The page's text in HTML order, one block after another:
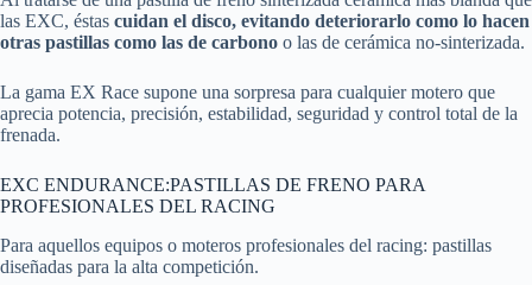
las EXC, éstas cuidan el disco, evitando deteriorarlo como lo hacen
otras pastillas como las de carbono o las de cerámica no-sinterizada.
La gama EX Race supone una sorpresa para cualquier motero que
aprecia potencia, precisión, estabilidad, seguridad y control total de la
frenada.
EXC ENDURANCE:PASTILLAS DE FRENO PARA
PROFESIONALES DEL RACING
Para aquellos equipos o moteros profesionales del racing: pastillas
diseñadas para la alta competición.